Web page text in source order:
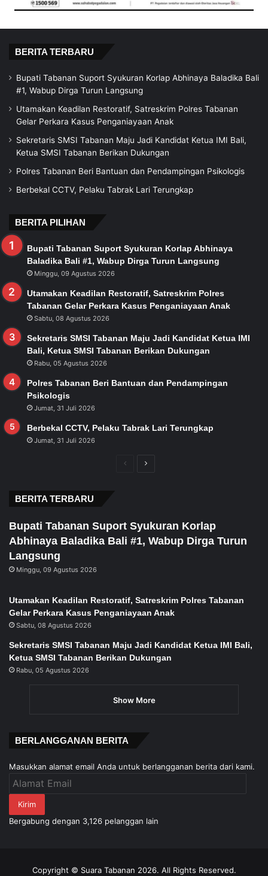
BERITA TERBARU
Bupati Tabanan Suport Syukuran Korlap Abhinaya Baladika Bali
#1, Wabup Dirga Turun Langsung
Utamakan Keadilan Restoratif, Satreskrim Polres Tabanan
Gelar Perkara Kasus Penganiayaan Anak
Sekretaris SMSI Tabanan Maju Jadi Kandidat Ketua IMI Bali,
Ketua SMSI Tabanan Berikan Dukungan
Polres Tabanan Beri Bantuan dan Pendampingan Psikologis
Berbekal CCTV, Pelaku Tabrak Lari Terungkap
BERITA PILIHAN
Bupati Tabanan Suport Syukuran Korlap Abhinaya
Baladika Bali #1, Wabup Dirga Turun Langsung
Minggu, 09 Agustus 2026
Utamakan Keadilan Restoratif, Satreskrim Polres
Tabanan Gelar Perkara Kasus Penganiayaan Anak
Sabtu, 08 Agustus 2026
Sekretaris SMSI Tabanan Maju Jadi Kandidat Ketua IMI
Bali, Ketua SMSI Tabanan Berikan Dukungan
Rabu, 05 Agustus 2026
Polres Tabanan Beri Bantuan dan Pendampingan
Psikologis
Jumat, 31 Juli 2026
Berbekal CCTV, Pelaku Tabrak Lari Terungkap
Jumat, 31 Juli 2026
PreviousNext
BERITA TERBARU
Bupati Tabanan Suport Syukuran Korlap
Abhinaya Baladika Bali #1, Wabup Dirga Turun
Langsung
Minggu, 09 Agustus 2026
Utamakan Keadilan Restoratif, Satreskrim Polres Tabanan
Gelar Perkara Kasus Penganiayaan Anak
Sabtu, 08 Agustus 2026
Sekretaris SMSI Tabanan Maju Jadi Kandidat Ketua IMI Bali,
Ketua SMSI Tabanan Berikan Dukungan
Rabu, 05 Agustus 2026
Show More
BERLANGGANAN BERITA
Masukkan alamat email Anda untuk berlangganan berita dari kami.
Alamat
Kirim
Bergabung dengan 3,126 pelanggan lain
Copyright © Suara Tabanan 2026. All Rights Reserved.